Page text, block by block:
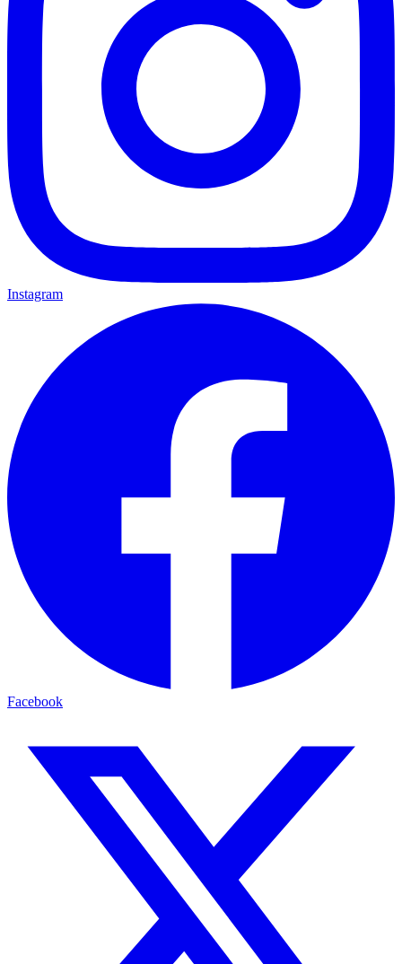
Instagram
Facebook